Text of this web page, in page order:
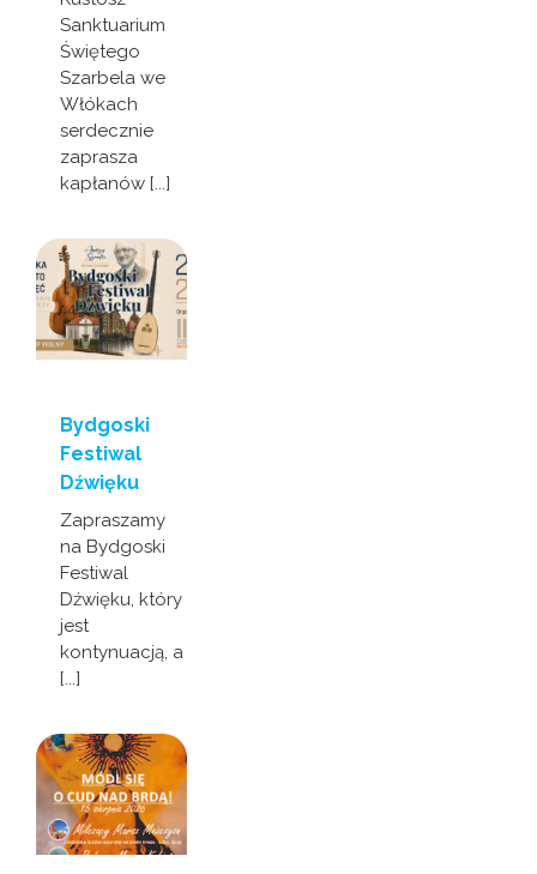
Sanktuarium
Świętego
Szarbela we
Włókach
serdecznie
zaprasza
kapłanów [...]
Bydgoski
Festiwal
Dźwięku
Zapraszamy
na Bydgoski
Festiwal
Dźwięku, który
jest
kontynuacją, a
[...]